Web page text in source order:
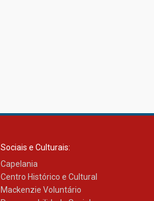
Sociais e Culturais:
Capelania
Centro Histórico e Cultural
Mackenzie Voluntário